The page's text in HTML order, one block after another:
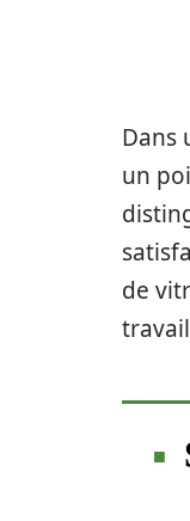
Dans
un
de